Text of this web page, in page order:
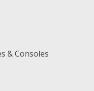
& Consoles